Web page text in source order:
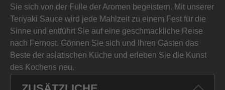
Sie sich von der Fülle der Aromen begeistern. Mit unserer
Teriyaki Sauce wird jede Mahlzeit zu einem Fest für die
Sinne und entführt Sie auf eine geschmackliche Reise
nach Fernost. Gönnen Sie sich und Ihren Gästen das
Beste der asiatischen Küche und erleben Sie die Kunst
des Kochens neu.